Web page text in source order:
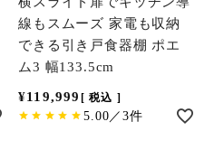
線もスムーズ 家電も収納
できる引き戸食器棚 ポエ
ム3 幅133.5cm
¥119,999 税込
5.00／3件